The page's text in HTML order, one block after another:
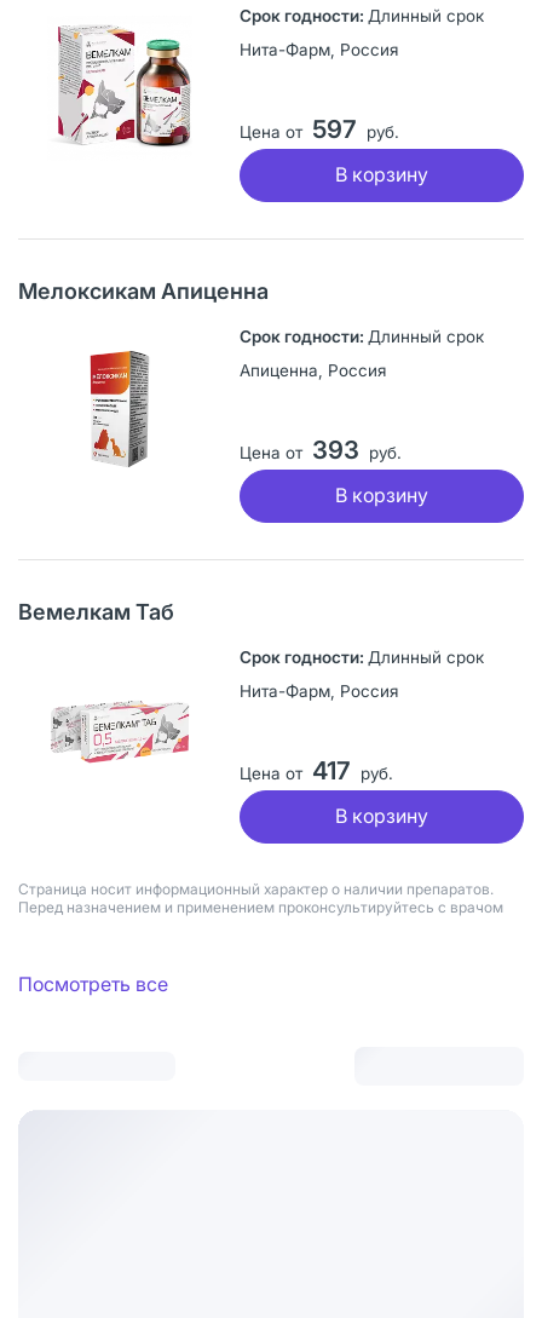
Длинный срок
Нита-Фарм, Россия
Цена от 597 руб.
В корзину
Мелоксикам Апиценна
Длинный срок
Апиценна, Россия
Цена от 393 руб.
В корзину
Вемелкам Таб
Длинный срок
Нита-Фарм, Россия
Цена от 417 руб.
В корзину
Страница носит информационный характер о наличии препаратов.
Перед назначением и применением проконсультируйтесь с врачом
Посмотреть все